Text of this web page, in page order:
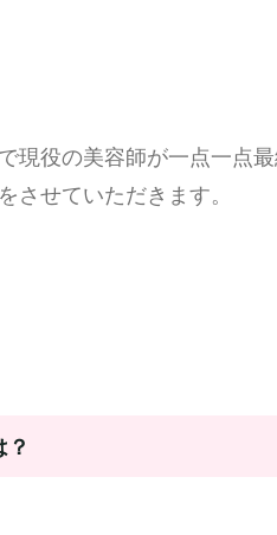
現役の美容師が一点一点
させていただきます。